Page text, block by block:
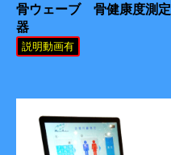
骨ウェーブ 骨健康度測定
器
説明動画有